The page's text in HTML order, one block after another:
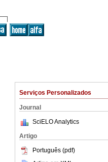
Serviços Personalizados
Journal
SciELO Analytics
Artigo
Português (pdf)